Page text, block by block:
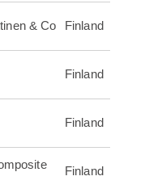
& Co Finland
Finland
Finland
Finland